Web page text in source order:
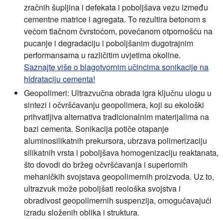
zračnih šupljina i defekata i poboljšava vezu između
cementne matrice i agregata. To rezultira betonom s
većom tlačnom čvrstoćom, povećanom otpornošću na
pucanje i degradaciju i poboljšanim dugotrajnim
performansama u različitim uvjetima okoline.
Saznajte više o blagotvornim učincima sonikacije na
hidrataciju cementa!
Geopolimeri: Ultrazvučna obrada igra ključnu ulogu u
sintezi i očvršćavanju geopolimera, koji su ekološki
prihvatljiva alternativa tradicionalnim materijalima na
bazi cementa. Sonikacija potiče otapanje
aluminosilikatnih prekursora, ubrzava polimerizaciju
silikatnih vrsta i poboljšava homogenizaciju reaktanata,
što dovodi do bržeg očvršćavanja i superiornih
mehaničkih svojstava geopolimernih proizvoda. Uz to,
ultrazvuk može poboljšati reološka svojstva i
obradivost geopolimernih suspenzija, omogućavajući
izradu složenih oblika i struktura.